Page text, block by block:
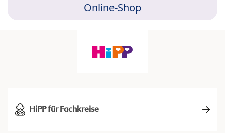
Online-Shop
HiPP für Fachkreise